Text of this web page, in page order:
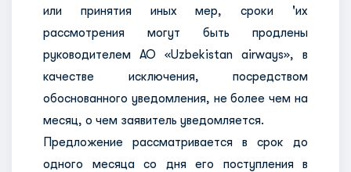
или принятия иных мер, сроки 'их
рассмотрения могут быть продлены
руководителем АО «Uzbekistan airways», в
качестве исключения, посредством
обоснованного уведомления, не более чем на
месяц, о чем заявитель уведомляется.
Предложение рассматривается в срок до
одного месяца со дня его поступления в